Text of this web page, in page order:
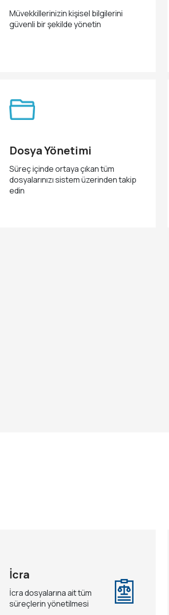
Müvekkillerinizin kişisel bilgilerini
güvenli bir şekilde yönetin
Dosya Yönetimi
Süreç içinde ortaya çıkan tüm
dosyalarınızı sistem üzerinden takip
edin
İcra
İcra dosyalarına ait tüm
süreçlerin yönetilmesi